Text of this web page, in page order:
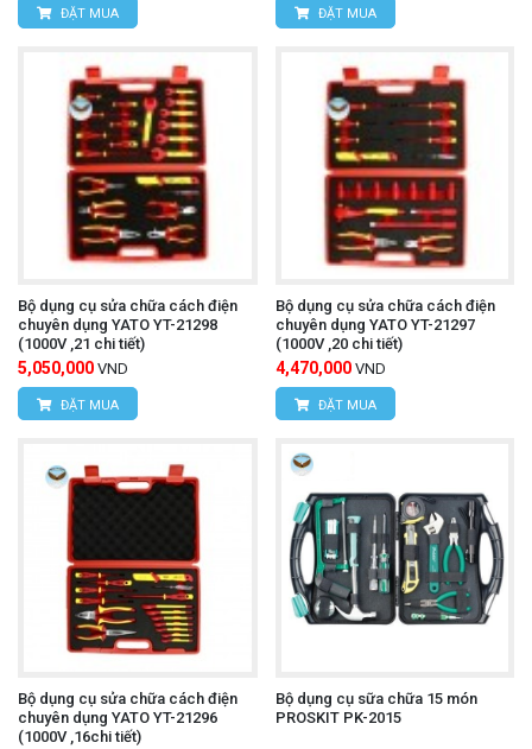
ĐẶT MUA ĐẶT MUA
Bộ dụng cụ sửa chữa cách điện
chuyên dụng YATO YT-21298
(1000V ,21 chi tiết)
5,050,000 VND
ĐẶT MUA
Bộ dụng cụ sửa chữa cách điện
chuyên dụng YATO YT-21297
(1000V ,20 chi tiết)
4,470,000 VND
ĐẶT MUA
Bộ dụng cụ sửa chữa cách điện
chuyên dụng YATO YT-21296
(1000V ,16chi tiết)
Bộ dụng cụ sữa chữa 15 món
PROSKIT PK-2015